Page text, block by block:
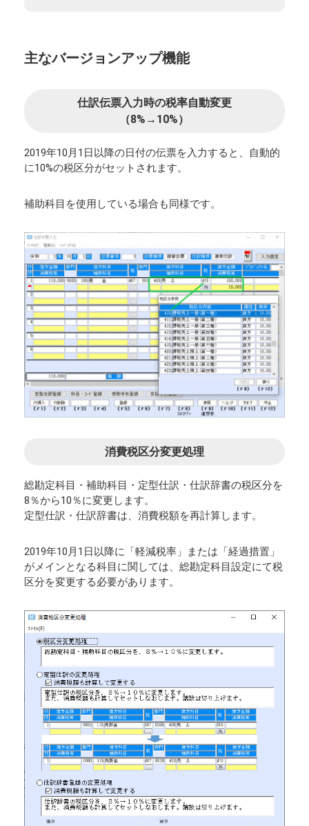
主なバージョンアップ機能
仕訳伝票入力時の税率自動変更
（8%→10%）
2019年10月1日以降の日付の伝票を入力すると、自動的
に10%の税区分がセットされます。
補助科目を使用している場合も同様です。
消費税区分変更処理
総勘定科目・補助科目・定型仕訳・仕訳辞書の税区分を
8％から10％に変更します。
定型仕訳・仕訳辞書は、消費税額を再計算します。
2019年10月1日以降に「軽減税率」または「経過措置」
がメインとなる科目に関しては、総勘定科目設定にて税
区分を変更する必要があります。